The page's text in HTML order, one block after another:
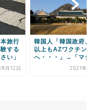
旅行
する
い」
月12日
韓国人「韓国政府、
以上もAZワクチン
へ・・・」→「マジ
2021年3